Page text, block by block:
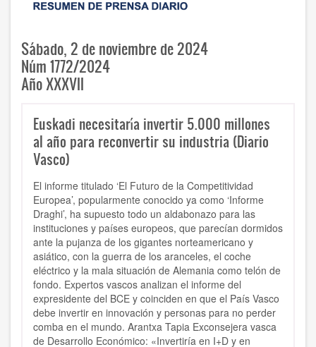
Sábado, 2 de noviembre de 2024
Núm 1772/2024
Año XXXVII
Euskadi necesitaría invertir 5.000 millones
al año para reconvertir su industria (Diario
Vasco)
El informe titulado ‘El Futuro de la Competitividad
Europea’, popularmente conocido ya como ‘Informe
Draghi’, ha supuesto todo un aldabonazo para las
instituciones y países europeos, que parecían dormidos
ante la pujanza de los gigantes norteamericano y
asiático, con la guerra de los aranceles, el coche
eléctrico y la mala situación de Alemania como telón de
fondo. Expertos vascos analizan el informe del
expresidente del BCE y coinciden en que el País Vasco
debe invertir en innovación y personas para no perder
comba en el mundo. Arantxa Tapia Exconsejera vasca
de Desarrollo Económico: «Invertiría en I+D y en